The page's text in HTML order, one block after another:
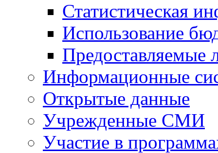
Статистическая
Использование
Предоставляемые
Информационные
Открытые данные
Учрежденные СМИ
Участие в